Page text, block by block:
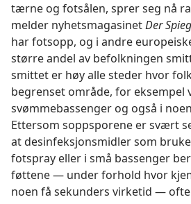
tærne og fotsålen, sprer seg nå
melder nyhetsmagasinetDer
har fotsopp, og i andre
større andel av befolkningen
smittet er høy alle steder hvor
begrenset område, for eksempel
svømmebassenger og også i
Ettersom soppsporene er svært
at desinfeksjonsmidler som
fotspray eller i små bassenger
føttene — under forhold hvor
noen få sekunders virketid —